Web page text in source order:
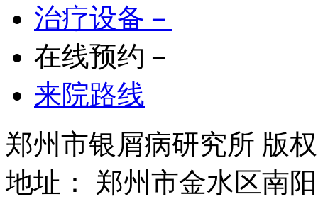
治疗设备－
在线预约－
来院路线
郑州市银屑病研究所 版
地址： 郑州市金水区南